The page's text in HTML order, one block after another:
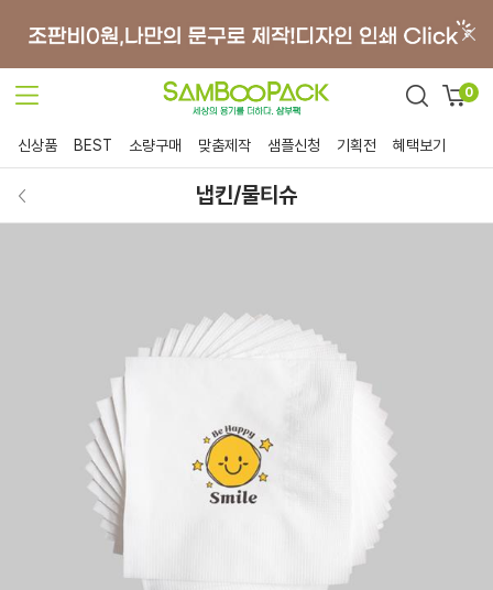
0
신상품 BEST 소량구매 맞춤제작 샘플신청 기획전 혜택보기
냅킨/물티슈